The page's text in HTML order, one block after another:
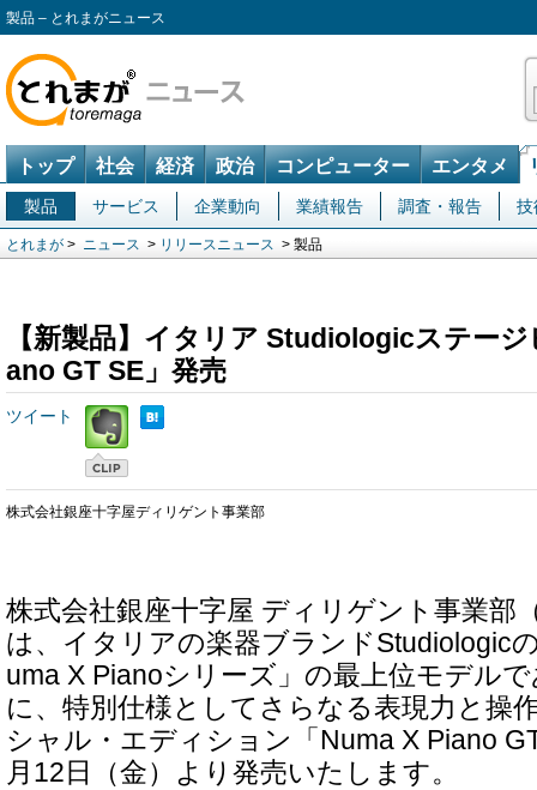
製品 – とれまがニュース
トップ 社会 経済 政治 コンピューター エンタメ
製品 サービス 企業動向 業績報告 調査・報告 技
とれまが > ニュース > リリースニュース > 製品
【新製品】イタリア Studiologicステー
ano GT SE」発売
ツイート
株式会社銀座十字屋ディリゲント事業部
株式会社銀座十字屋 ディリゲント事業部
は、イタリアの楽器ブランドStudiologic
uma X Pianoシリーズ」の最上位モデル
に、特別仕様としてさらなる表現力と操
シャル・エディション「Numa X Piano
月12日（金）より発売いたします。